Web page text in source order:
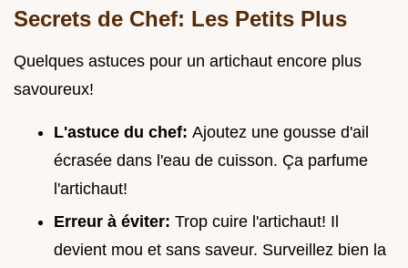
Secrets de Chef: Les Petits Plus
Quelques astuces pour un artichaut encore plus
savoureux!
L'astuce du chef: Ajoutez une gousse d'ail
écrasée dans l'eau de cuisson. Ça parfume
l'artichaut!
Erreur à éviter: Trop cuire l'artichaut! Il
devient mou et sans saveur. Surveillez bien la